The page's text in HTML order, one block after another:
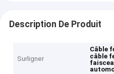
Description De Produit
Surligner
Câble
câble